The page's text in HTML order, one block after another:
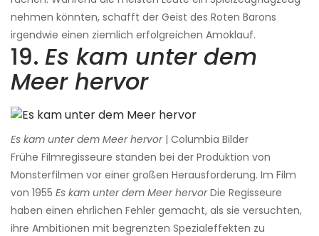
nehmen könnten, schafft der Geist des Roten Barons
irgendwie einen ziemlich erfolgreichen Amoklauf.
19. Es kam unter dem
Meer hervor
Es kam unter dem Meer hervor| Columbia Bilder
Frühe Filmregisseure standen bei der Produktion von
Monsterfilmen vor einer großen Herausforderung. Im Film
von 1955 Es kam unter dem Meer hervorDie Regisseure
haben einen ehrlichen Fehler gemacht, als sie versuchten,
ihre Ambitionen mit begrenzten Spezialeffekten zu